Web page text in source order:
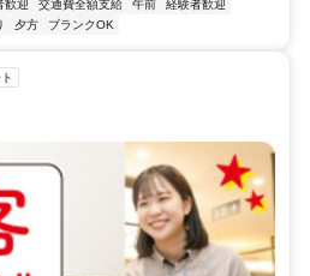
歓迎 交通費全額支給 午前
経験者歓迎
夕方 ブランクOK